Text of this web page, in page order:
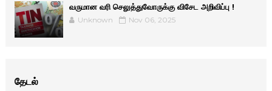
வருமான வரி செலுத்துவோருக்கு விசேட அறிவிப்பு !
Unknown Nov 06, 2025
தேடல்